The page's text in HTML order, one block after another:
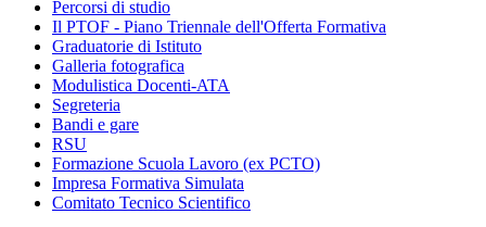
Percorsi di studio
Il PTOF - Piano Triennale dell'Offerta Formativa
Graduatorie di Istituto
Galleria fotografica
Modulistica Docenti-ATA
Segreteria
Bandi e gare
RSU
Formazione Scuola Lavoro (ex PCTO)
Impresa Formativa Simulata
Comitato Tecnico Scientifico